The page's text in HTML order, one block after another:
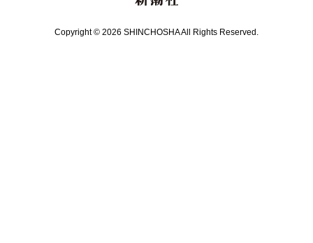
Copyright © 2026 SHINCHOSHA All Rights Reserved.